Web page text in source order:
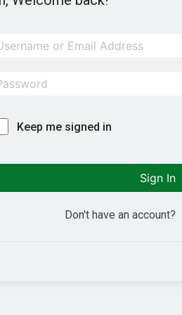
Keep me signed in
Sign In
Don't have an account?